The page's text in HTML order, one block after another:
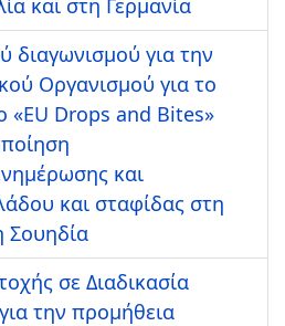
διαγωνισμού για την
Οργανισμού για το
«EU Drops and Bites»
και
και σταφίδας στη
Σουηδία
σε Διαδικασία
την προμήθεια